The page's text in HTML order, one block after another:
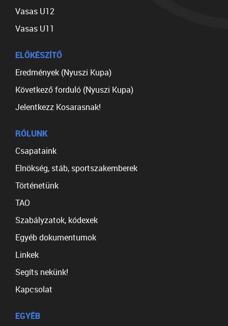
Vasas U12
Vasas U11
ELŐKÉSZÍTŐ
Eredmények (Nyuszi Kupa)
Következő forduló (Nyuszi Kupa)
Jelentkezz Kosarasnak!
RÓLUNK
Csapataink
Elnökség, stáb, sportszakemberek
Történetünk
TAO
Szabályzatok, kódexek
Egyéb dokumentumok
Linkek
Segíts nekünk!
Kapcsolat
EGYÉB